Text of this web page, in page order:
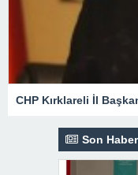
CHP Kırklareli İl
Son